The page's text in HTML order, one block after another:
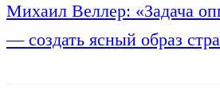
Михаил Веллер: «Задача
— создать ясный образ